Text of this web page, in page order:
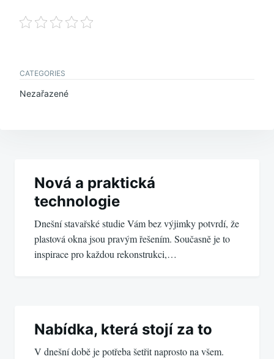
CATEGORIES
Nezařazené
pro
příspěvek
Nová a praktická
technologie
Dnešní stavařské studie Vám bez výjimky potvrdí, že
plastová okna jsou pravým řešením. Současně je to
inspirace pro každou rekonstrukci,…
Nabídka, která stojí za to
V dnešní době je potřeba šetřit naprosto na všem.